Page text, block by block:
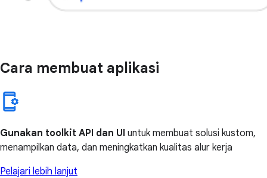
Cara membuat aplikasi
Gunakan toolkit API dan UI untuk membuat solusi kustom,
menampilkan data, dan meningkatkan kualitas alur kerja
Pelajari lebih lanjut